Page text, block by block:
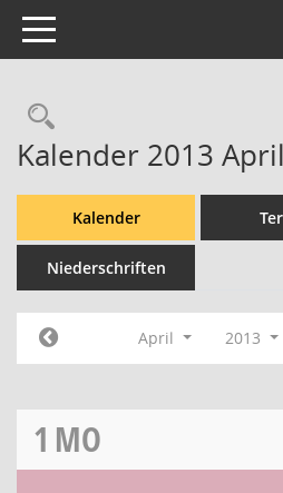
Toggle navigation
Rechercheauswahl
Kalender 2013 April
Kalender
Niederschriften
April 2013
1 MO